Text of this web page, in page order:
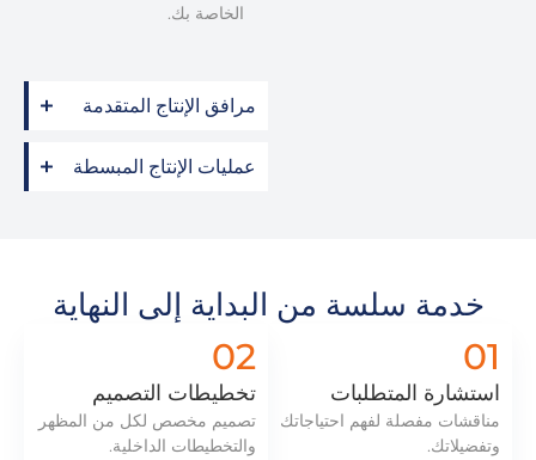
الخاصة بك.
مرافق الإنتاج المتقدمة
عمليات الإنتاج المبسطة
خدمة سلسة من البداية إلى النهاية
01
استشارة المتطلبات
مناقشات مفصلة لفهم احتياجاتك
وتفضيلاتك.
02
تخطيطات التصميم
تصميم مخصص لكل من المظهر
والتخطيطات الداخلية.